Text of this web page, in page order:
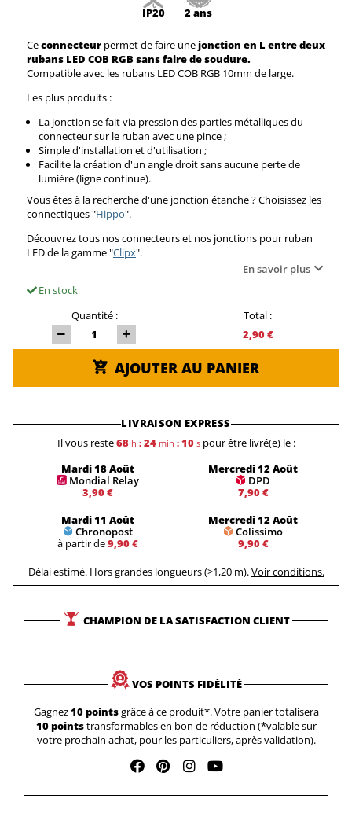
IP20 2 ans
Ceconnecteur permet de faire unejonction en L entre deux
rubans LED COB RGB sans faire de soudure.
Compatible avec les rubans LED COB RGB 10mm de large.
Les plus produits :
La jonction se fait via pression des parties métalliques du
connecteur sur le ruban avec une pince ;
Simple d'installation et d'utilisation ;
Facilite la création d'un angle droit sans aucune perte de
lumière (ligne continue).
Vous êtes à la recherche d'une jonction étanche ? Choisissez les
connectiques "Hippo".
Découvrez tous nos connecteurs et nos jonctions pour ruban
LED de la gamme "Clipx".
En savoir plus
En stock
Quantité :
Total :
2,90 €
AJOUTER AU PANIER
LIVRAISON EXPRESS
Il vous reste68h : 24min : 09s pour être livré(e) le :
Mardi 18 Août
Mondial Relay
3,90 €
Mercredi 12 Août
DPD
7,90 €
Mardi 11 Août
Chronopost
à partir de9,90 €
Mercredi 12 Août
Colissimo
9,90 €
Délai estimé. Hors grandes longueurs (>1,20 m).Voir conditions.
CHAMPION DE LA SATISFACTION CLIENT
VOS POINTS FIDÉLITÉ
Gagnez10 pointsgrâce à ce produit*. Votre panier totalisera
10 pointstransformables en bon de réduction (*valable sur
votre prochain achat, pour les particuliers, après validation).